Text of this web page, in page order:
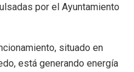
por el Ayuntamiento
situado en
está generando energía